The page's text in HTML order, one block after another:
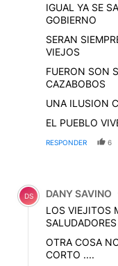
IGUAL YA SE
GOBIERNO
SERAN
VIEJOS
FUERON SON
CAZABOBOS
UNA ILUSION
EL PUEBLO
RESPONDER 6
Comentario de
DS DANY SAVINO
LOS VIEJITOS
OTRA COSA
CORTO ....